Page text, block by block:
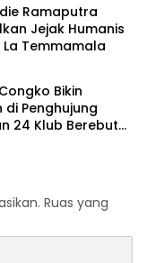
Ramaputra
Jejak Humanis
La Temmamala
Bikin
di Penghujung
24 Klub Berebut
Ruas yang